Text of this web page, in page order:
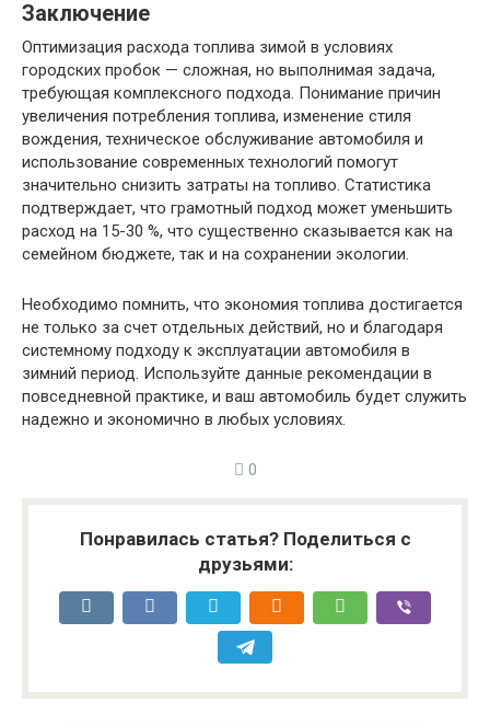
Заключение
Оптимизация расхода топлива зимой в условиях
городских пробок — сложная, но выполнимая задача,
требующая комплексного подхода. Понимание причин
увеличения потребления топлива, изменение стиля
вождения, техническое обслуживание автомобиля и
использование современных технологий помогут
значительно снизить затраты на топливо. Статистика
подтверждает, что грамотный подход может уменьшить
расход на 15-30 %, что существенно сказывается как на
семейном бюджете, так и на сохранении экологии.
Необходимо помнить, что экономия топлива достигается
не только за счет отдельных действий, но и благодаря
системному подходу к эксплуатации автомобиля в
зимний период. Используйте данные рекомендации в
повседневной практике, и ваш автомобиль будет служить
надежно и экономично в любых условиях.
0
Понравилась статья? Поделиться с
друзьями: